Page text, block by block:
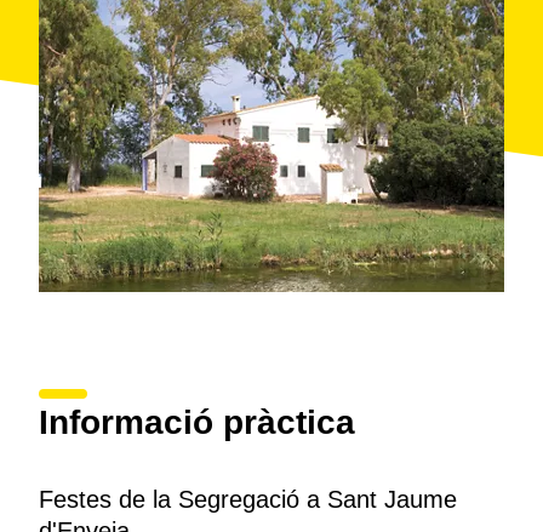
Informació pràctica
Festes de la Segregació a Sant Jaume